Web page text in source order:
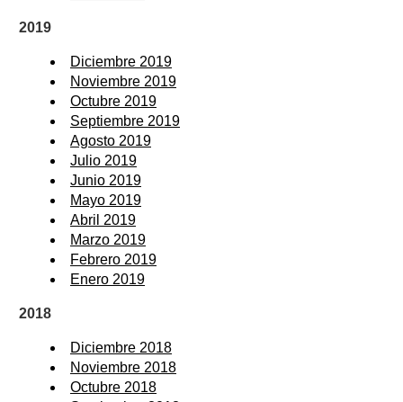
2019
Diciembre 2019
Noviembre 2019
Octubre 2019
Septiembre 2019
Agosto 2019
Julio 2019
Junio 2019
Mayo 2019
Abril 2019
Marzo 2019
Febrero 2019
Enero 2019
2018
Diciembre 2018
Noviembre 2018
Octubre 2018